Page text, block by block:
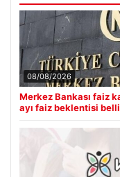
08/08/2026
Merkez Bankası faiz
ayı faiz beklentisi